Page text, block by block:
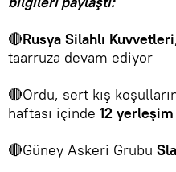
🔴Rusya Silahlı Kuvvetleri
taarruza devam ediyor
🔴Ordu, sert kış
haftası içinde 12
🔴Güney Askeri Grubu